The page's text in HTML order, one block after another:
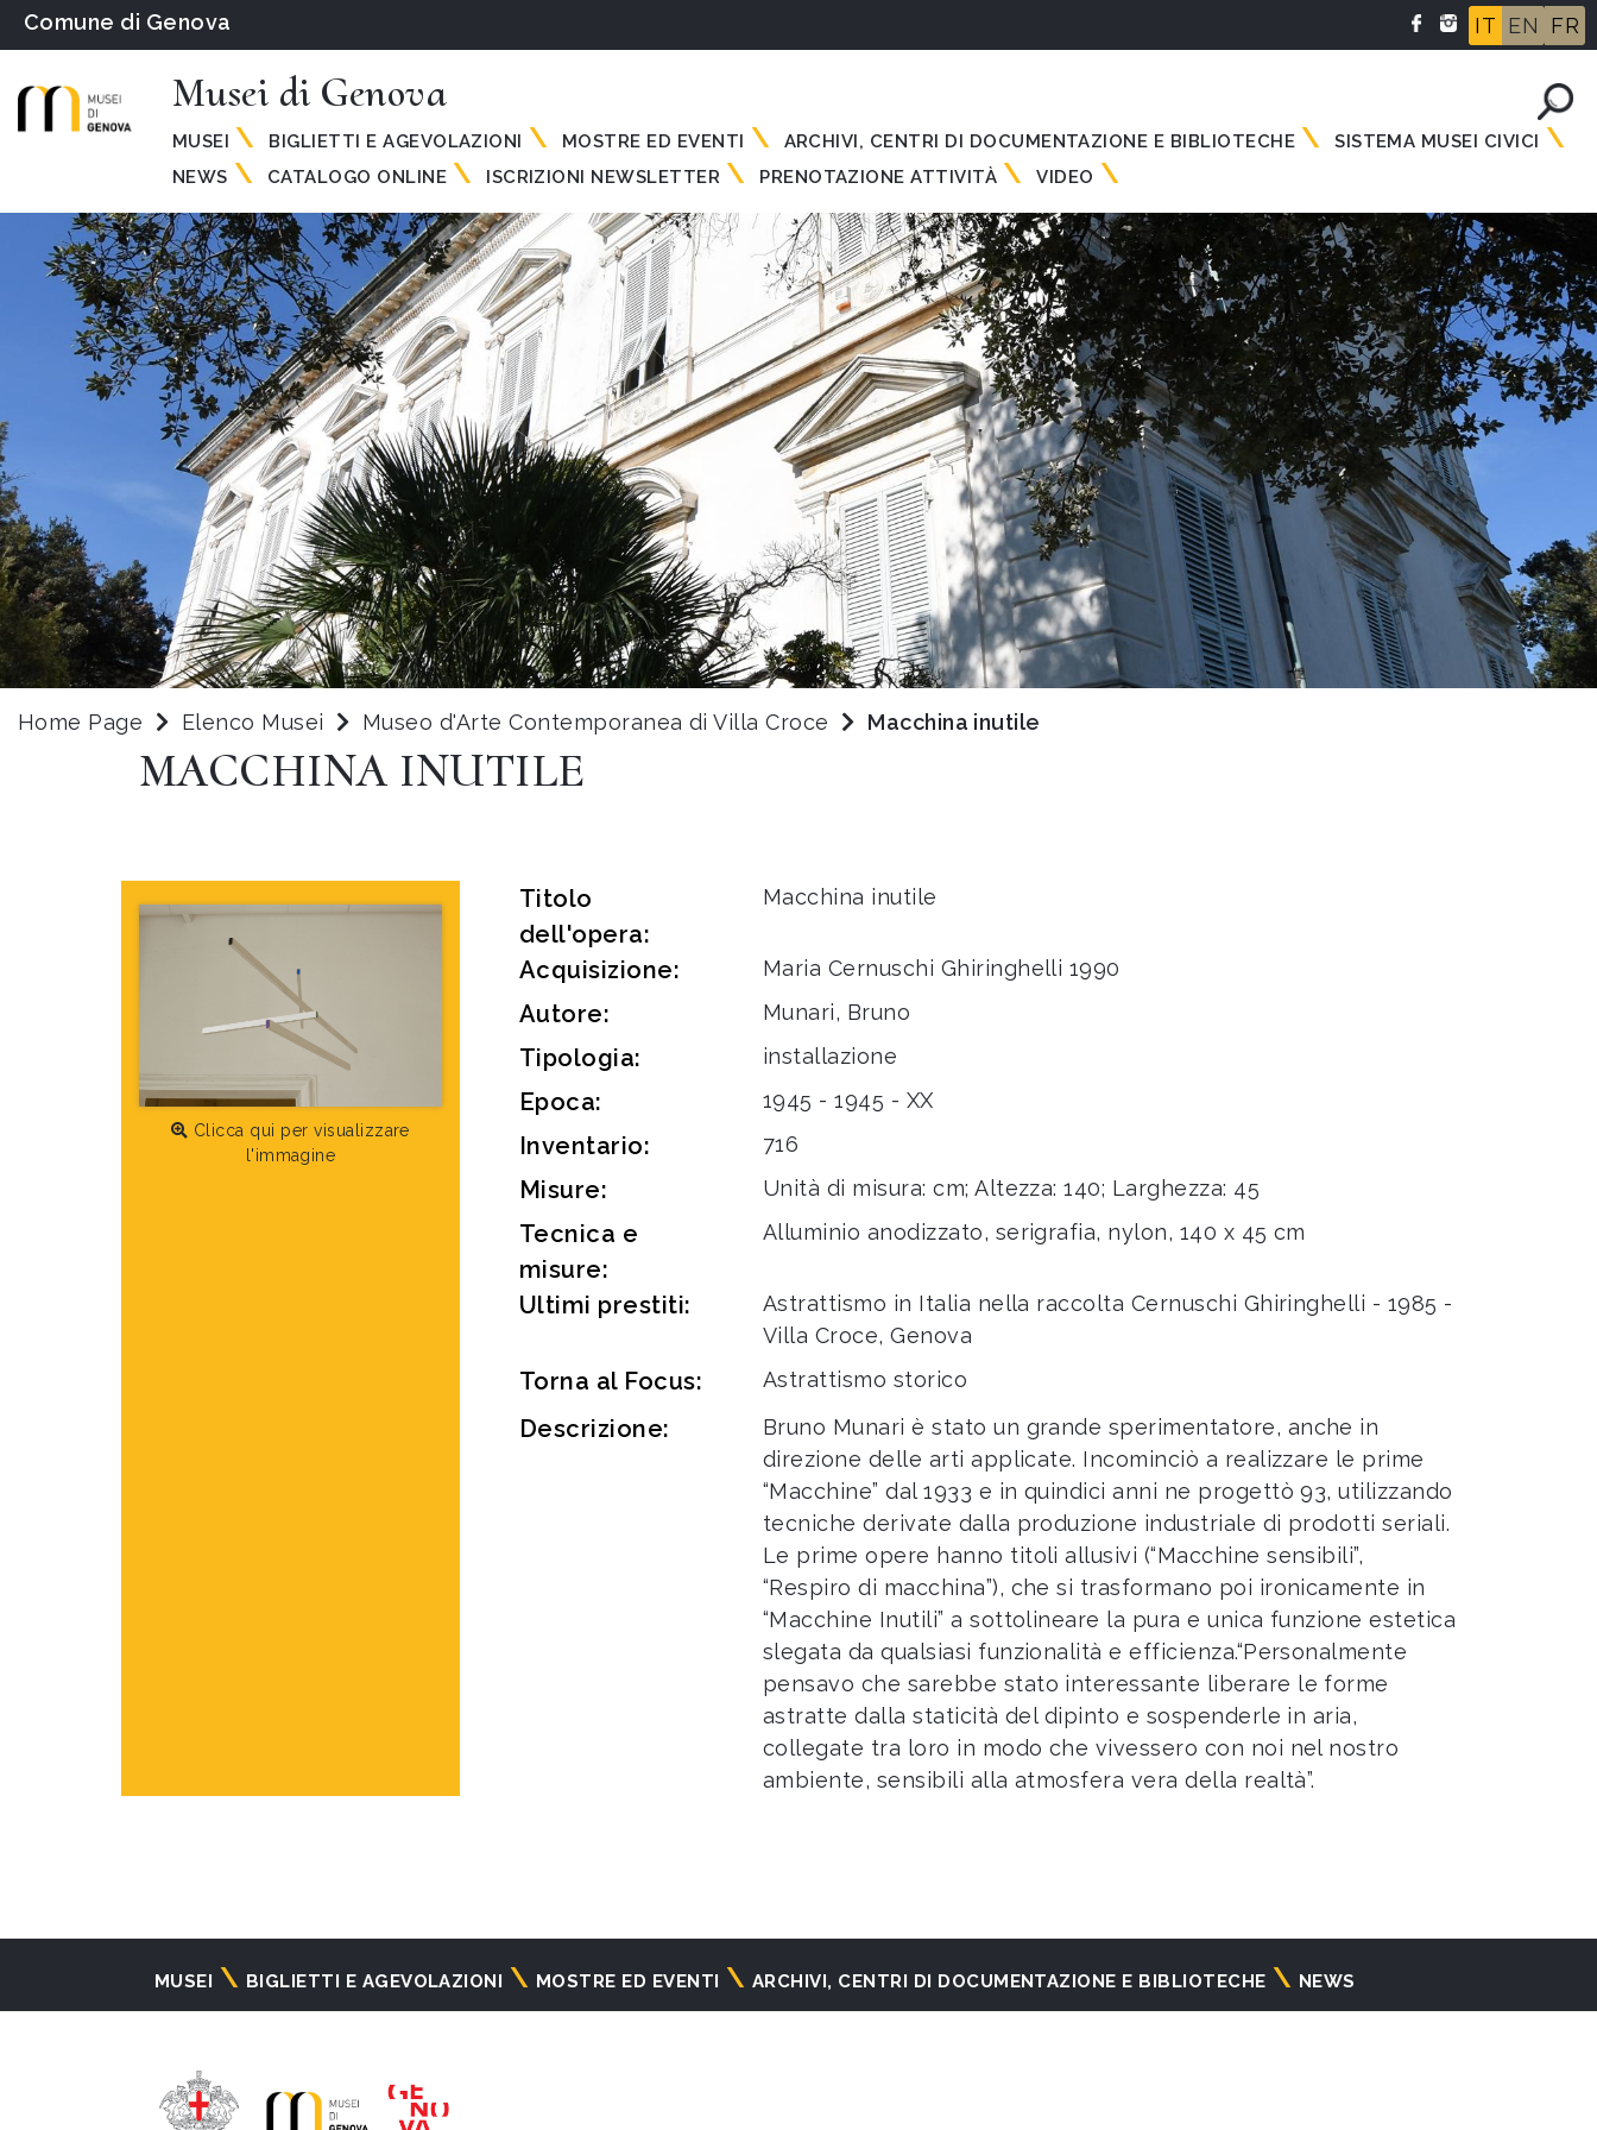
Comune di Genova IT EN FR
Musei di Genova
MUSEI BIGLIETTI E AGEVOLAZIONI MOSTRE ED EVENTI ARCHIVI, CENTRI DI DOCUMENTAZIONE E BIBLIOTECHE
SISTEMA MUSEI CIVICI
NEWS
CATALOGO ONLINE ISCRIZIONI NEWSLETTER PRENOTAZIONE ATTIVITÀ VIDEO
Home Page Elenco Musei Museo d'Arte Contemporanea di Villa Croce Macchina inutile
MACCHINA INUTILE
Clicca qui per visualizzare
l'immagine
Titolo
dell'opera:
Macchina inutile
Acquisizione: Maria Cernuschi Ghiringhelli 1990
Autore: Munari, Bruno
Tipologia: installazione
Epoca: 1945 - 1945 - XX
Inventario: 716
Misure: Unità di misura: cm; Altezza: 140; Larghezza: 45
Tecnica e
misure:
Alluminio anodizzato, serigrafia, nylon, 140 x 45 cm
Ultimi prestiti:
Astrattismo in Italia nella raccolta Cernuschi Ghiringhelli - 1985 -
Villa Croce, Genova
Torna al Focus: Astrattismo storico
Descrizione:
Bruno Munari è stato un grande sperimentatore, anche in
direzione delle arti applicate. Incominciò a realizzare le prime
“Macchine” dal 1933 e in quindici anni ne progettò 93, utilizzando
tecniche derivate dalla produzione industriale di prodotti seriali.
Le prime opere hanno titoli allusivi (“Macchine sensibili”,
“Respiro di macchina”), che si trasformano poi ironicamente in
“Macchine Inutili” a sottolineare la pura e unica funzione estetica
slegata da qualsiasi funzionalità e efficienza.“Personalmente
pensavo che sarebbe stato interessante liberare le forme
astratte dalla staticità del dipinto e sospenderle in aria,
collegate tra loro in modo che vivessero con noi nel nostro
ambiente, sensibili alla atmosfera vera della realtà”.
Navigazione
MUSEI BIGLIETTI E AGEVOLAZIONI MOSTRE ED EVENTI ARCHIVI, CENTRI DI DOCUMENTAZIONE E BIBLIOTECHE NEWS